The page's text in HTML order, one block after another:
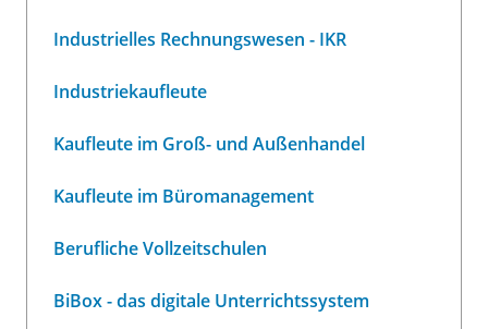
Industrielles Rechnungswesen - IKR
Industriekaufleute
Kaufleute im Groß- und Außenhandel
Kaufleute im Büromanagement
Berufliche Vollzeitschulen
BiBox - das digitale Unterrichtssystem